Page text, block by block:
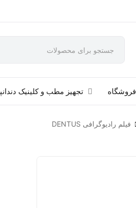
فروشگاه تجهیز مطب و کلینیک
فیلم رادیوگرافی DENTUS